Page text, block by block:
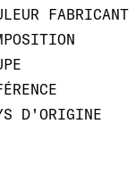
FABRICANT
D'ORIGINE